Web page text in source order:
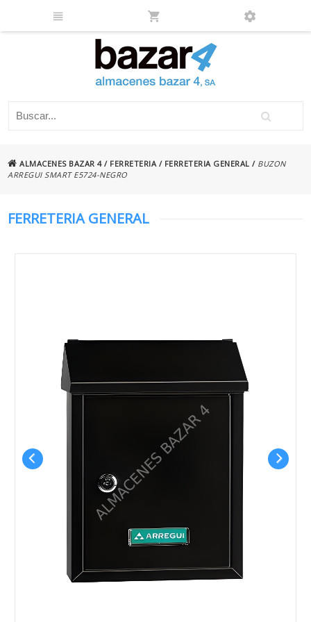
ALMACENES BAZAR 4/ FERRETERIA / FERRETERIA GENERAL / BUZON
ARREGUI SMART E5724-NEGRO
FERRETERIA GENERAL